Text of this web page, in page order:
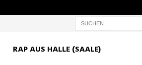
RAP AUS HALLE (SAALE)